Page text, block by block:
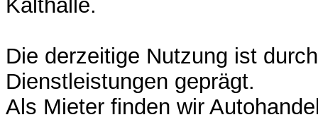
Kalthalle.
Die derzeitige Nutzung ist
Dienstleistungen geprägt.
Als Mieter finden wir